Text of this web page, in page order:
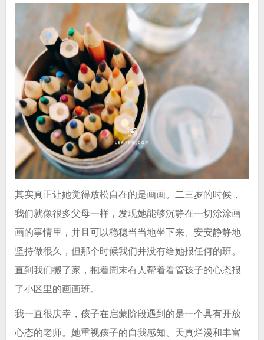
其实真正让她觉得放松自在的是画画。二三岁的时候，
我们就像很多父母一样，发现她能够沉静在一切涂涂画
画的事情里，并且可以稳稳当当地坐下来、安安静静地
坚持做很久，但那个时候我们并没有给她报任何的班。
直到我们搬了家，抱着周末有人帮着看管孩子的心态报
了小区里的画画班。
我一直很庆幸，孩子在启蒙阶段遇到的是一个具有开放
心态的老师。她重视孩子的自我感知、天真烂漫和丰富